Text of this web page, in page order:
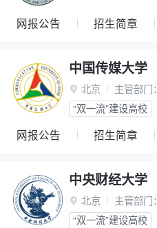
网报公告 招生简章
中国传媒大学
 北京 主管部门：
“双一流”建设高校
网报公告 招生简章
中央财经大学
 北京 主管部门：
“双一流”建设高校